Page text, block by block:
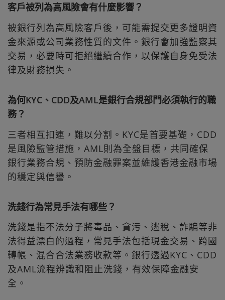
客戶被列為高風險會有什麼影響？
被銀行列為高風險客戶後，可能需提交更多證明資
金來源或公司業務性質的文件。銀行會加強監察其
交易，必要時可拒絕繼續合作，以保護自身免受法
律及財務損失。
為何KYC、CDD及AML是銀行合規部門必須執行的職
務？
三者相互扣連，難以分割。KYC是首要基礎，CDD
是風險監管措施，AML則為全盤目標，共同確保
銀行業務合規、預防金融罪案並維護香港金融市場
的穩定與信譽。
洗錢行為常見手法有哪些？
洗錢是指不法分子將毒品、貪污、逃稅、詐騙等非
法得益漂白的過程，常見手法包括現金交易、跨國
轉帳、混合合法業務收款等。銀行透過KYC、CDD
及AML流程辨識和阻止洗錢，有效保障金融安
全。